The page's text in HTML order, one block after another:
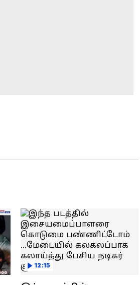
கிடைக்குமான்னு
ஈ.பி.எஸ்
முதல் கூட்டத்தொடர்:
அணை கட்டும்
முயற்சிக்கு முதல்வர்
விஜய் கடும் எதிர்ப்பு!
தமிழக
விவசாயிகளுக்காக
குரல் கொடுத்த
12:15